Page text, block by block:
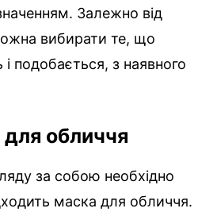
Залежно від
вибирати те, що
і подобається, з наявного
обличчя
за собою необхідно
маска для обличчя.